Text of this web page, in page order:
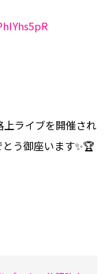
上ライブを開催され
う御座います✨🏆